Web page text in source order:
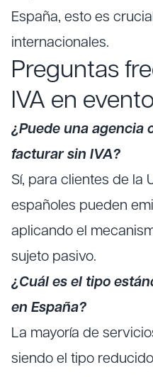
España, esto es
internacionales.
Preguntas
IVA en
¿Puede una agencia
facturar sin IVA?
Sí, para clientes de la
españoles pueden
aplicando el
sujeto pasivo.
¿Cuál es el tipo
en España?
La mayoría de
siendo el tipo